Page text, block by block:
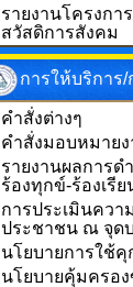
รายงานโครงกา
สวัสดิการสังคม
การให้บริการ
คำสั่งต่างๆ
คำสั่งมอบหมาย
รายงานผลการด
ร้องทุกข์-ร้องเรีย
การประเมินควา
ประชาชน ณ จุด
นโยบายการใช้คุ
นโยบายคุ้มครอ